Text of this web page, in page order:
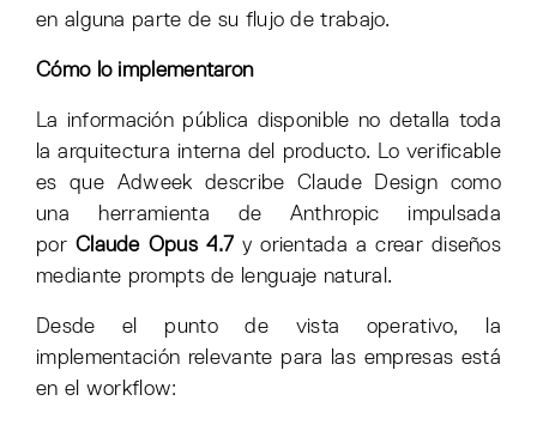
en alguna parte de su flujo de trabajo.
Cómo lo implementaron
La información pública disponible no detalla toda
la arquitectura interna del producto. Lo verificable
es que Adweek describe Claude Design como
una herramienta de Anthropic impulsada
por Claude Opus 4.7y orientada a crear diseños
mediante prompts de lenguaje natural.
Desde el punto de vista operativo, la
implementación relevante para las empresas está
en el workflow: